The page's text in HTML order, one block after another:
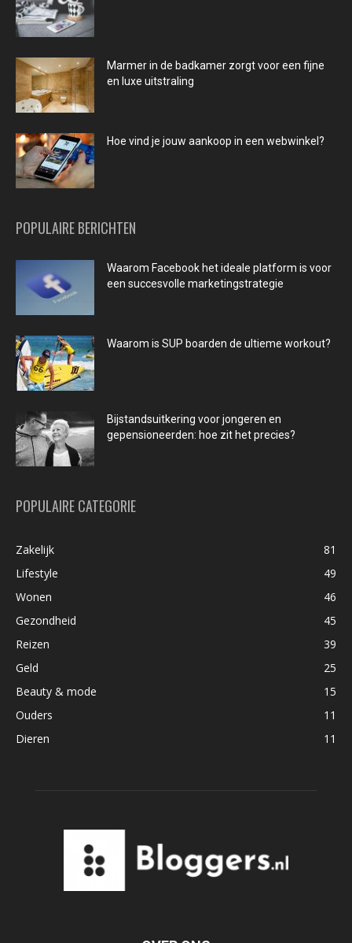
Marmer in de badkamer zorgt voor een fijne
en luxe uitstraling
Hoe vind je jouw aankoop in een webwinkel?
POPULAIRE BERICHTEN
Waarom Facebook het ideale platform is voor
een succesvolle marketingstrategie
Waarom is SUP boarden de ultieme workout?
Bijstandsuitkering voor jongeren en
gepensioneerden: hoe zit het precies?
POPULAIRE CATEGORIE
Zakelijk
81
Lifestyle
49
Wonen
46
Gezondheid
45
Reizen
39
Geld
25
Beauty & mode
15
Ouders
11
Dieren
11